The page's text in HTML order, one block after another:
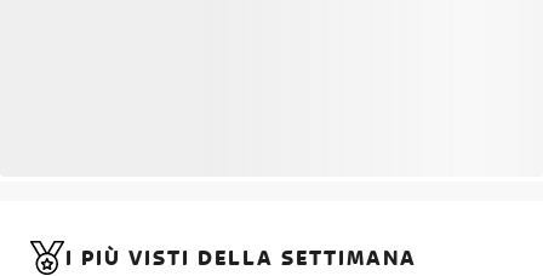
I PIÙ VISTI DELLA SETTIMANA